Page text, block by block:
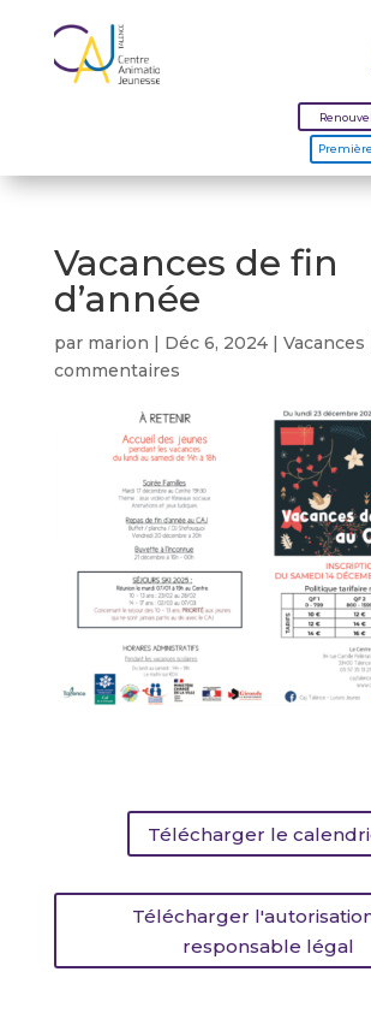
Vacances de fin
d’année
par marion | Déc 6, 2024| Vacances
commentaires
Télécharger le
Télécharger
responsable légal